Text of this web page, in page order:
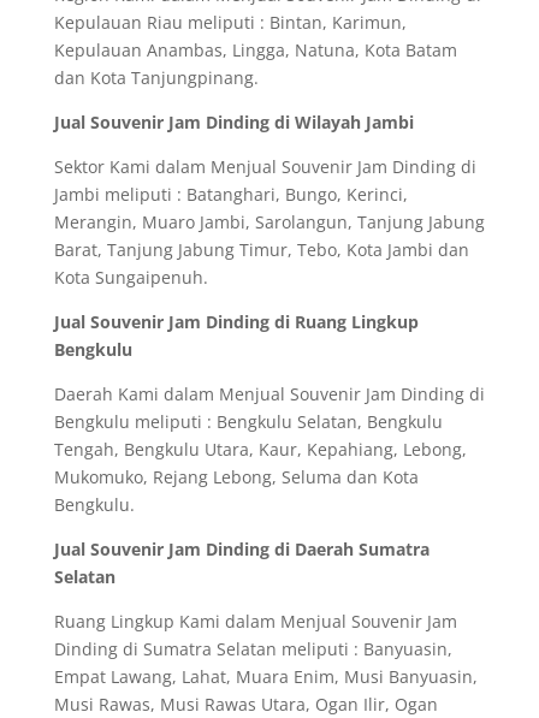
Kepulauan Riau meliputi : Bintan, Karimun,
Kepulauan Anambas, Lingga, Natuna, Kota Batam
dan Kota Tanjungpinang.
Jual Souvenir Jam Dinding di Wilayah Jambi
Sektor Kami dalam Menjual Souvenir Jam Dinding di
Jambi meliputi : Batanghari, Bungo, Kerinci,
Merangin, Muaro Jambi, Sarolangun, Tanjung Jabung
Barat, Tanjung Jabung Timur, Tebo, Kota Jambi dan
Kota Sungaipenuh.
Jual Souvenir Jam Dinding di Ruang Lingkup
Bengkulu
Daerah Kami dalam Menjual Souvenir Jam Dinding di
Bengkulu meliputi : Bengkulu Selatan, Bengkulu
Tengah, Bengkulu Utara, Kaur, Kepahiang, Lebong,
Mukomuko, Rejang Lebong, Seluma dan Kota
Bengkulu.
Jual Souvenir Jam Dinding di Daerah Sumatra
Selatan
Ruang Lingkup Kami dalam Menjual Souvenir Jam
Dinding di Sumatra Selatan meliputi : Banyuasin,
Empat Lawang, Lahat, Muara Enim, Musi Banyuasin,
Musi Rawas, Musi Rawas Utara, Ogan Ilir, Ogan